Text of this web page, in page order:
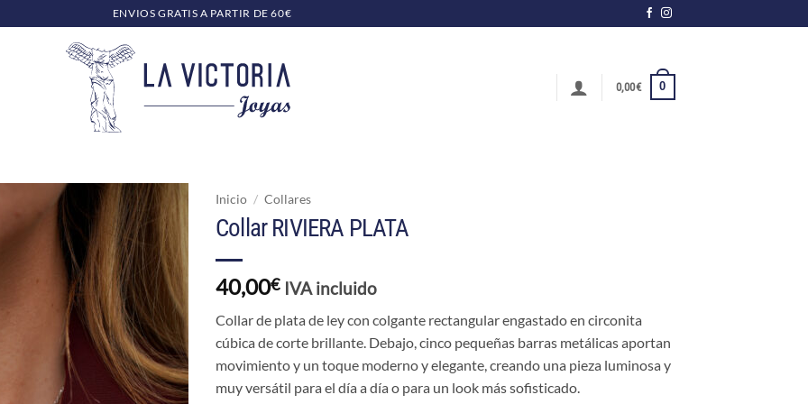
ENVIOS GRATIS A PARTIR DE 60€
0,00€ 0
Inicio / Collares
Collar RIVIERA PLATA
40,00€ IVA incluido
Collar de plata de ley con colgante rectangular engastado en circonita
cúbica de corte brillante. Debajo, cinco pequeñas barras metálicas aportan
movimiento y un toque moderno y elegante, creando una pieza luminosa y
muy versátil para el día a día o para un look más sofisticado.